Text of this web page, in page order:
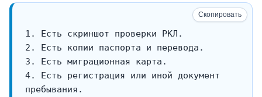
Скопировать
4. Есть регистрация или иной документ